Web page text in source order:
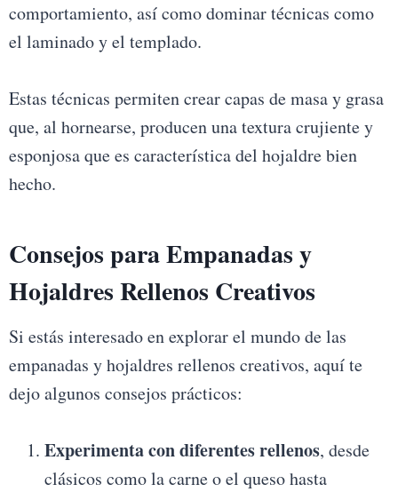
comportamiento, así como dominar técnicas como
el laminado y el templado.
Estas técnicas permiten crear capas de masa y grasa
que, al hornearse, producen una textura crujiente y
esponjosa que es característica del hojaldre bien
hecho.
Consejos para Empanadas y
Hojaldres Rellenos Creativos
Si estás interesado en explorar el mundo de las
empanadas y hojaldres rellenos creativos, aquí te
dejo algunos consejos prácticos:
Experimenta con diferentes rellenos, desde
clásicos como la carne o el queso hasta